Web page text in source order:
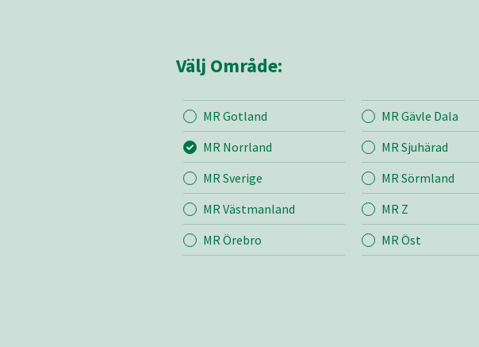
Mina sidor MR Norrland
Bli medlem
Lediga jobb
Välj Område:
MR Gotland MR Gävle Dala
MR Norrland
MR Sjuhärad
MR Sverige
MR Sörmland
MR Västmanland
MR Z
MR Örebro
MR Öst